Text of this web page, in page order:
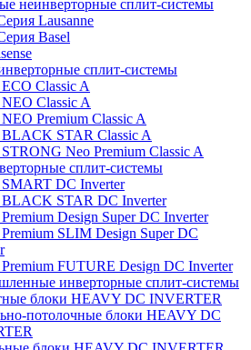
неинверторные сплит-системы
Lausanne
Basel
сплит-системы
Classic A
Classic A
Premium Classic A
STAR Classic A
Neo Premium Classic A
сплит-системы
DC Inverter
STAR DC Inverter
Design Super DC Inverter
SLIM Design Super DC
FUTURE Design DC Inverter
инверторные сплит-системы
блоки HEAVY DC INVERTER
потолочные блоки HEAVY DC